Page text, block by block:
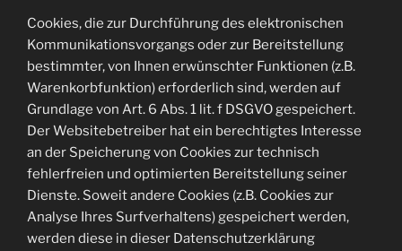
Cookies, die zur Durchführung des elektronischen
Kommunikationsvorgangs oder zur Bereitstellung
bestimmter, von Ihnen erwünschter Funktionen (z.B.
Warenkorbfunktion) erforderlich sind, werden auf
Grundlage von Art. 6 Abs. 1 lit. f DSGVO gespeichert.
Der Websitebetreiber hat ein berechtigtes Interesse
an der Speicherung von Cookies zur technisch
fehlerfreien und optimierten Bereitstellung seiner
Dienste. Soweit andere Cookies (z.B. Cookies zur
Analyse Ihres Surfverhaltens) gespeichert werden,
werden diese in dieser Datenschutzerklärung